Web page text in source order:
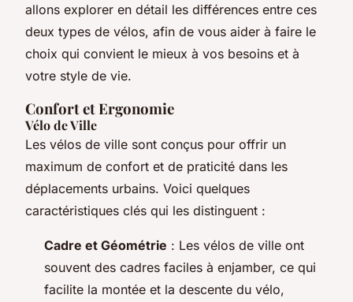
allons explorer en détail les différences entre ces
deux types de vélos, afin de vous aider à faire le
choix qui convient le mieux à vos besoins et à
votre style de vie.
Confort et Ergonomie
Vélo de Ville
Les vélos de ville sont conçus pour offrir un
maximum de confort et de praticité dans les
déplacements urbains. Voici quelques
caractéristiques clés qui les distinguent :
Cadre et Géométrie : Les vélos de ville ont
souvent des cadres faciles à enjamber, ce qui
facilite la montée et la descente du vélo,